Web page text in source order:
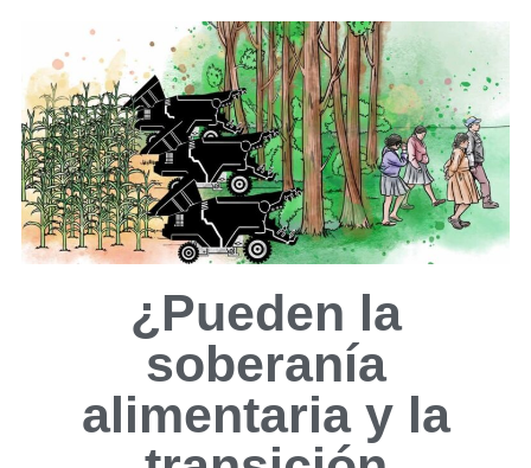
¿Pueden la
soberanía
alimentaria y la